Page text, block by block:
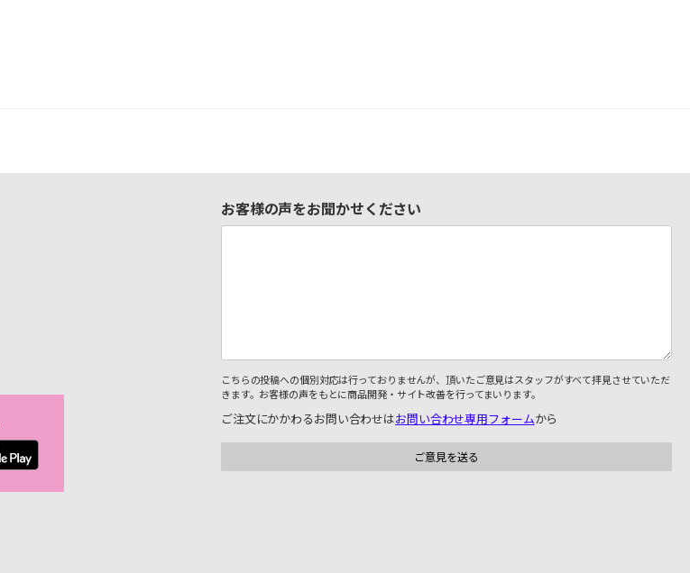
お客様の声をお聞かせください
こちらの投稿への個別対応は行っておりませんが、頂いたご意見はスタッフがすべて拝見させていただ
きます。お客様の声をもとに商品開発・サイト改善を行ってまいります。
ご注文にかかわるお問い合わせはお問い合わせ専用フォームから